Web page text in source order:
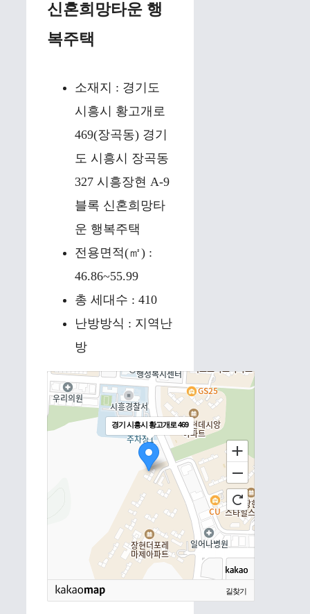
신혼희망타운 행
복주택
소재지 : 경기도
시흥시 황고개로
469(장곡동) 경기
도 시흥시 장곡동
327 시흥장현 A-9
블록 신혼희망타
운 행복주택
전용면적(㎡) :
46.86~55.99
총 세대수 : 410
난방방식 : 지역난
방
경기 시흥시 황고개로 469
길찾기